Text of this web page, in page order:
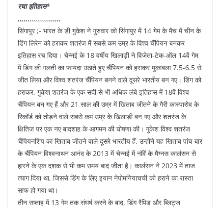
रचा इतिहास*
,,,,,,,,,,,,,,,,,,,,,,
सिंगापुर ;- भारत के डी गुकेश ने गुरुवार को सिंगापुर में 14 गेम के मैच में चीन के
डिंग लिरेन को हराकर शतरंज में सबसे कम उम्र के विश्व चैंपियन बनकर
इतिहास रच दिया। चेन्नई के 18 वर्षीय खिलाड़ी ने विजेता-टेक-ऑल 14वें गेम
में डिंग की गलती का फायदा उठाते हुए चैंपियन को हराकर मुकाबला 7.5-6.5 से
जीत लिया और विश्व शतरंज चैंपियन बनने वाले दूसरे भारतीय बन गए। डिंग को
हराकर, गुकेश शतरंज के एक सदी से भी अधिक लंबे इतिहास में 18वें विश्व
चैंपियन बन गए हैं और 21 साल की उम्र में खिताब जीतने के गैरी कास्पारोव के
रिकॉर्ड को तोड़ने वाले सबसे कम उम्र के खिलाड़ी बन गए और शतरंज के
क्षितिज पर एक नए बादशाह के आगमन की घोषणा की। गुकेश विश्व शतरंज
चैंपियनशिप का खिताब जीतने वाले दूसरे भारतीय हैं, उन्होंने यह खिताब पांच बार
के चैंपियन विश्वनाथन आनंद के 2013 में चेन्नई में नॉर्वे के मैग्नस कार्लसन से
हारने के एक दशक से भी कम समय बाद जीता है। कार्लसन ने 2023 में ताज
त्याग दिया था, जिससे डिंग के लिए इयान नेपोमनियाचची को हराने का रास्ता
साफ हो गया था।
तीन सप्ताह में 13 गेम तक संघर्ष करने के बाद, डिंग रैपिड और ब्लिट्ज